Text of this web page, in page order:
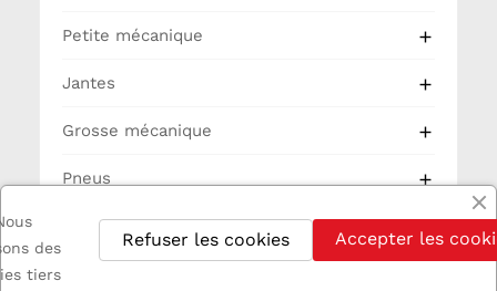
Petite mécanique 
Jantes 
Grosse mécanique 
Pneus 
Partie Cycle
des
tiers
Accepter les
Refuser les cookies